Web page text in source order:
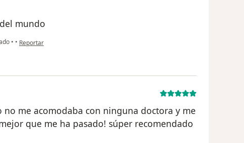
mundo
• • en opinión del usuario paciente
Reportar
no me acomodaba con ninguna doctora y me
que me ha pasado! súper recomendado